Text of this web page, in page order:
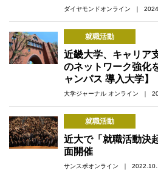
ダイヤモンドオンライン ｜
就職活動
近畿大学、キャリア
のネットワーク強化
ャンパス 導入大学】
大学ジャーナル オンライン ｜
就職活動
近大で「就職活動決
面開催
サンスポオンライン ｜